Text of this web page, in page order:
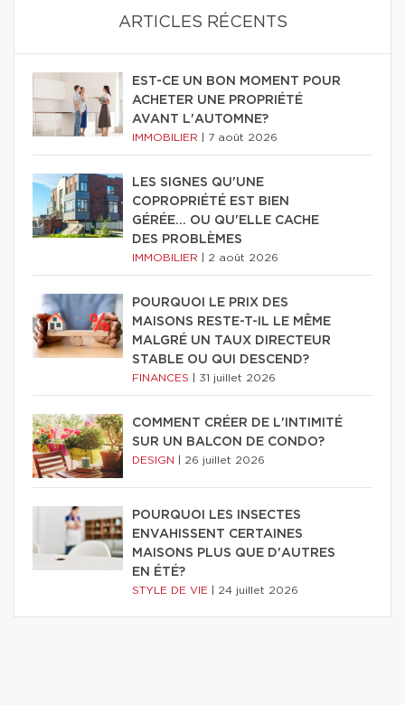
ARTICLES RÉCENTS
EST-CE UN BON MOMENT POUR
ACHETER UNE PROPRIÉTÉ
AVANT L'AUTOMNE?
IMMOBILIER 7 août 2026
LES SIGNES QU'UNE
COPROPRIÉTÉ EST BIEN
GÉRÉE… OU QU'ELLE CACHE
DES PROBLÈMES
IMMOBILIER 2 août 2026
POURQUOI LE PRIX DES
MAISONS RESTE-T-IL LE MÊME
MALGRÉ UN TAUX DIRECTEUR
STABLE OU QUI DESCEND?
FINANCES 31 juillet 2026
COMMENT CRÉER DE L'INTIMITÉ
SUR UN BALCON DE CONDO?
DESIGN 26 juillet 2026
POURQUOI LES INSECTES
ENVAHISSENT CERTAINES
MAISONS PLUS QUE D'AUTRES
EN ÉTÉ?
STYLE DE VIE 24 juillet 2026